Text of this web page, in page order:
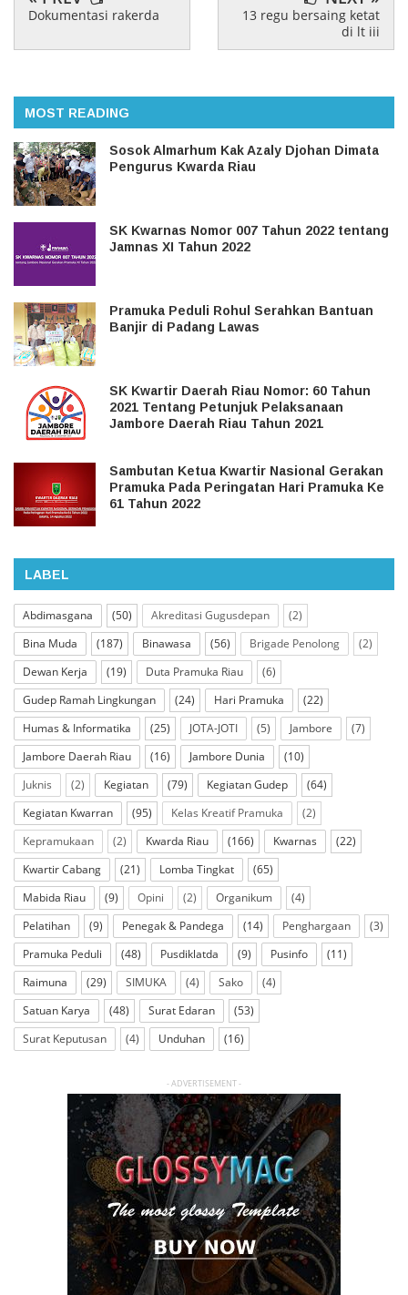
Dokumentasi rakerda
13 regu bersaing ketat
di lt iii
MOST READING
Sosok Almarhum Kak Azaly Djohan Dimata
Pengurus Kwarda Riau
SK Kwarnas Nomor 007 Tahun 2022 tentang
Jamnas XI Tahun 2022
Pramuka Peduli Rohul Serahkan Bantuan
Banjir di Padang Lawas
SK Kwartir Daerah Riau Nomor: 60 Tahun
2021 Tentang Petunjuk Pelaksanaan
Jambore Daerah Riau Tahun 2021
Sambutan Ketua Kwartir Nasional Gerakan
Pramuka Pada Peringatan Hari Pramuka Ke
61 Tahun 2022
LABEL
Abdimasgana (50) Akreditasi Gugusdepan
(2)
Bina Muda
(187) Binawasa (56) Brigade Penolong
(2)
Dewan Kerja
(19) Duta Pramuka Riau
(6)
Gudep Ramah Lingkungan
(24) Hari Pramuka
(22)
Humas & Informatika
(25) JOTA-JOTI (5) Jambore
(7)
Jambore Daerah Riau
(16) Jambore Dunia
(10)
Juknis
(2) Kegiatan (79) Kegiatan Gudep
(64)
Kegiatan Kwarran
(95) Kelas Kreatif Pramuka
(2)
Kepramukaan
(2) Kwarda Riau (166) Kwarnas
(22)
Kwartir Cabang
(21) Lomba Tingkat
(65)
Mabida Riau
(9) Opini (2) Organikum
(4)
Pelatihan
(9) Penegak & Pandega (14) Penghargaan
(3)
Pramuka Peduli
(48) Pusdiklatda (9) Pusinfo
(11)
Raimuna
(29) SIMUKA (4) Sako
(4)
Satuan Karya
(48) Surat Edaran
(53)
Surat Keputusan
(4) Unduhan (16)
- ADVERTISEMENT -